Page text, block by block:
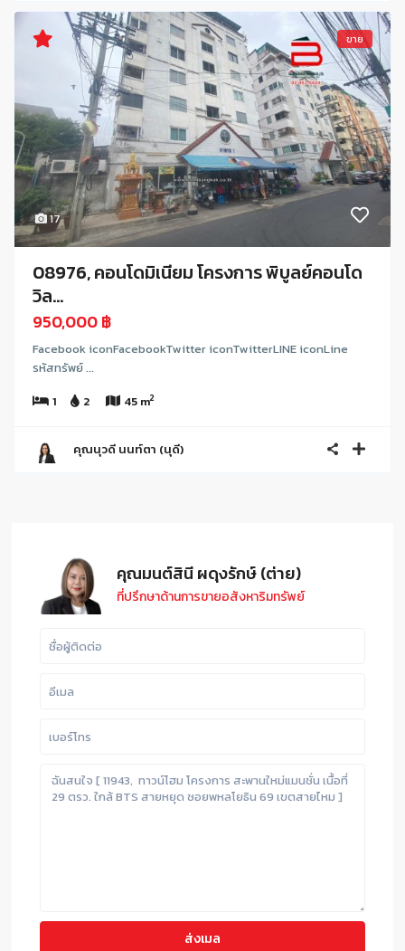
17
ขาย
08976, คอนโดมิเนียม โครงการ พิบูลย์คอนโด
วิล...
950,000 ฿
Facebook iconFacebookTwitter iconTwitterLINE iconLine
รหัสทรัพย์ ...
1
2 45 m2
คุณนุวดี นนท์ตา (นุดี)
คุณมนต์สินี ผดุงรักษ์ (ต่าย)
ที่ปรึกษาด้านการขายอสังหาริมทรัพย์